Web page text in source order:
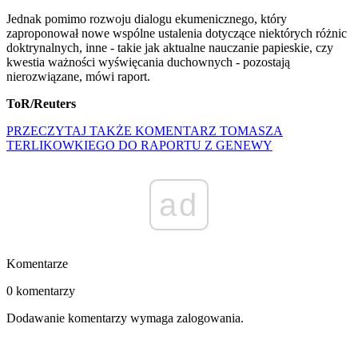
Jednak pomimo rozwoju dialogu ekumenicznego, który
zaproponował nowe wspólne ustalenia dotyczące niektórych różnic
doktrynalnych, inne - takie jak aktualne nauczanie papieskie, czy
kwestia ważności wyświęcania duchownych - pozostają
nierozwiązane, mówi raport.
ToR/Reuters
PRZECZYTAJ TAKŻE KOMENTARZ TOMASZA
TERLIKOWKIEGO DO RAPORTU Z GENEWY
ad
Komentarze
0 komentarzy
Dodawanie komentarzy wymaga zalogowania.